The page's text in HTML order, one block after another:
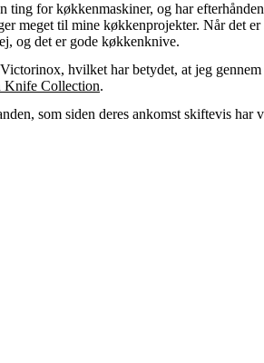
ting for køkkenmaskiner, og har
meget til mine køkkenprojekter. Når det er
og det er gode køkkenknive.
hvilket har betydet, at jeg gennem
Knife Collection.
som siden deres ankomst skiftevis har